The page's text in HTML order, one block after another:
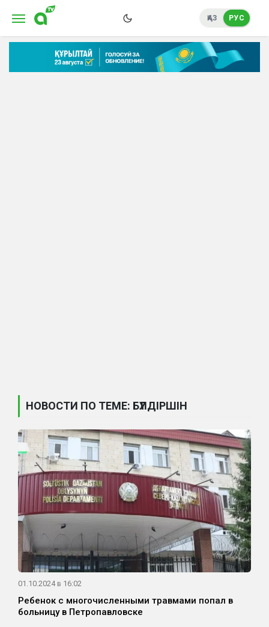
ҚАЗ РУС
НОВОСТИ ПО ТЕМЕ: БҮЛДІРШІН
01.10.2024 в 16:02
Ребенок с многочисленными травмами попал в
больницу в Петропавловске